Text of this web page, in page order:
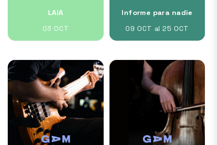
LAIA
03 OCT
Informe para nadie
09 OCT al 25 OCT